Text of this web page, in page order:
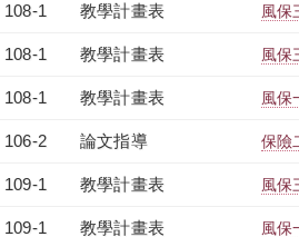
108-1 教學計畫表 風
108-1 教學計畫表 風
108-1 教學計畫表 風
106-2 論文指導 保險
109-1 教學計畫表 風
109-1 教學計畫表 風